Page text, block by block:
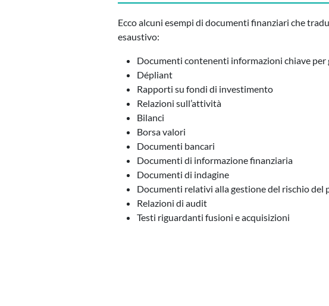
Ecco alcuni esempi di documenti finanziari che
esaustivo:
Documenti contenenti informazioni chiave
Dépliant
Rapporti su fondi di investimento
Relazioni sull’attività
Bilanci
Borsa valori
Documenti bancari
Documenti di informazione finanziaria
Documenti di indagine
Documenti relativi alla gestione del rischio del
Relazioni di audit
Testi riguardanti fusioni e acquisizioni